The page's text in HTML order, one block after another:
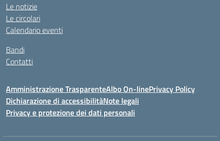
Le notizie
Le circolari
Calendario eventi
Bandi
Contatti
Amministrazione TrasparenteAlbo On-linePrivacy Policy
Dichiarazione di accessibilitàNote legali
Privacy e protezione dei dati personali